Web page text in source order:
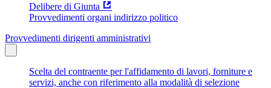
Delibere di Giunta
Provvedimenti organi indirizzo politico
Provvedimenti dirigenti amministrativi
Scelta del contraente per l'affidamento di lavori, forniture e
servizi, anche con riferimento alla modalità di selezione